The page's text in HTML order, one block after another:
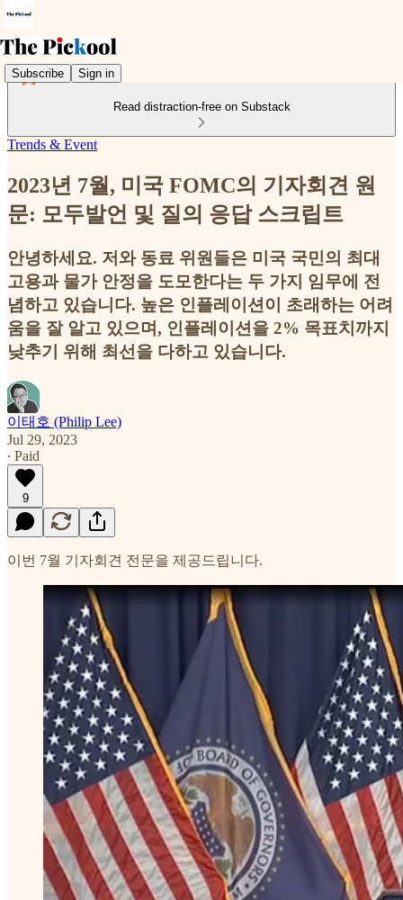
Subscribe Sign in
Read distraction-free on Substack
Trends & Event
2023년 7월, 미국 FOMC의 기자회견 원
문: 모두발언 및 질의 응답 스크립트
안녕하세요. 저와 동료 위원들은 미국 국민의 최대
고용과 물가 안정을 도모한다는 두 가지 임무에 전
념하고 있습니다. 높은 인플레이션이 초래하는 어려
움을 잘 알고 있으며, 인플레이션을 2% 목표치까지
낮추기 위해 최선을 다하고 있습니다.
이태호 (Philip Lee)
Jul 29, 2023
∙ Paid
9
이번 7월 기자회견 전문을 제공드립니다.